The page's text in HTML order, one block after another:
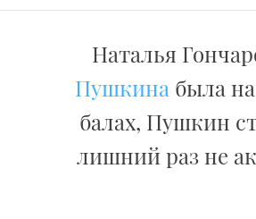
Наталья
Пушкина была
балах, Пушкин
лишний раз не